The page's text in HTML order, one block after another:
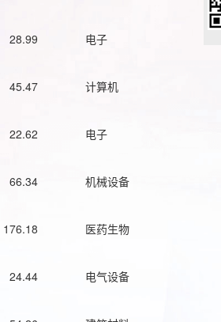
28.99 电子
45.47 计算机
22.62 电子
66.34 机械设备
176.18 医药生物
24.44 电气设备